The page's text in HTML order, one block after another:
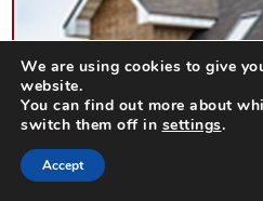
We are using cookies to give
website.
You can find out more about
switch them off in settings.
Accept